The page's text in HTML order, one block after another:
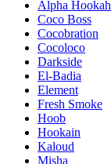
Alpha Hookah
Coco Boss
Cocobration
Cocoloco
Darkside
El-Badia
Element
Fresh Smoke
Hoob
Hookain
Kaloud
Misha